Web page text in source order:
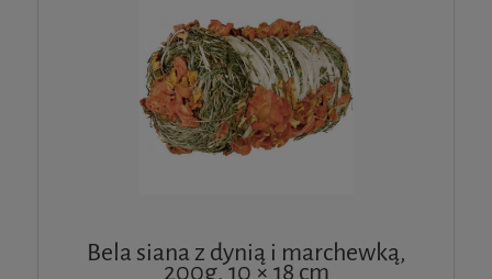
Bela siana z dynią i marchewką,
200g, 10 × 18 cm